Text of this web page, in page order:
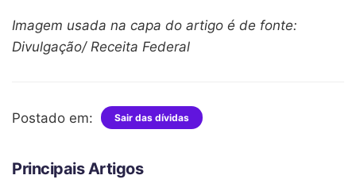
Imagem usada na capa do artigo é de fonte:
Divulgação/ Receita Federal
Postado em: Sair das dívidas
Principais Artigos